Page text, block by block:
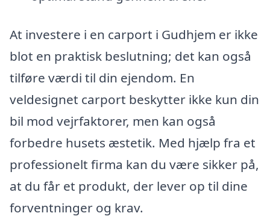
At investere i en carport i Gudhjem er ikke
blot en praktisk beslutning; det kan også
tilføre værdi til din ejendom. En
veldesignet carport beskytter ikke kun din
bil mod vejrfaktorer, men kan også
forbedre husets æstetik. Med hjælp fra et
professionelt firma kan du være sikker på,
at du får et produkt, der lever op til dine
forventninger og krav.